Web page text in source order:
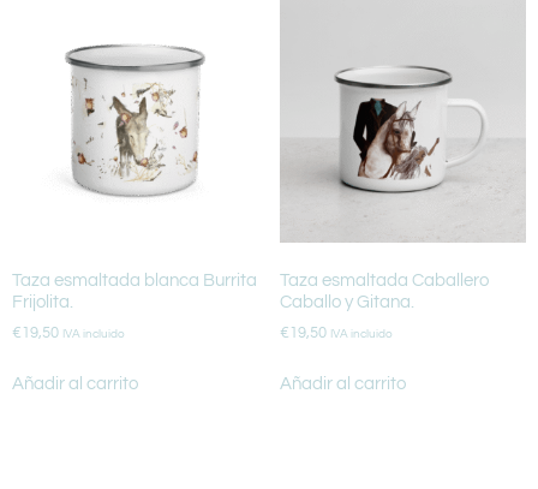
Taza esmaltada blanca Burrita
Frijolita.
€ 19,50 IVA incluido
Añadir al carrito
Taza esmaltada Caballero
Caballo y Gitana.
€ 19,50 IVA incluido
Añadir al carrito